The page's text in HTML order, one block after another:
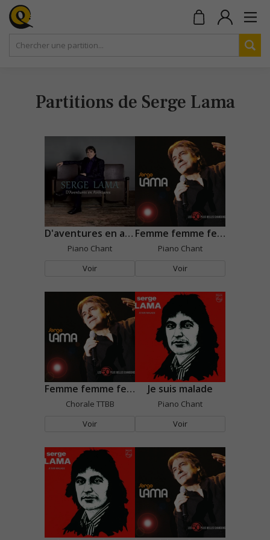
Partitions de Serge Lama
D'aventures en aventures
Piano Chant
Voir
Femme femme femme
Piano Chant
Voir
Femme femme femme
Chorale TTBB
Voir
Je suis malade
Piano Chant
Voir